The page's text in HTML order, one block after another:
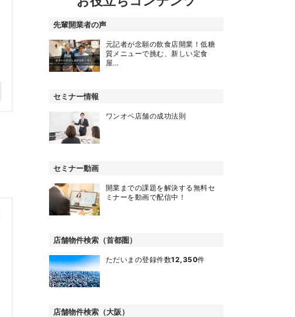
先輩開業者の声
元記者が念願の飲食店開業！低糖
質メニューで挑む、新しい定食
屋…
セミナー情報
ワンオペ店舗の成功法則
セミナー動画
開業までの課題を解決する無料セ
ミナーを動画で配信中！
店舗物件検索（首都圏）
ただいまの登録件数12,350件
店舗物件検索（大阪）